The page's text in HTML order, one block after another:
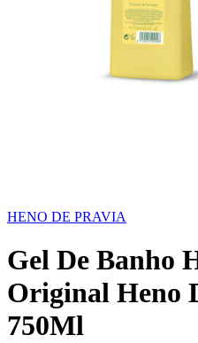
HENO DE PRAVIA
Gel De Banho
Original Heno
750Ml